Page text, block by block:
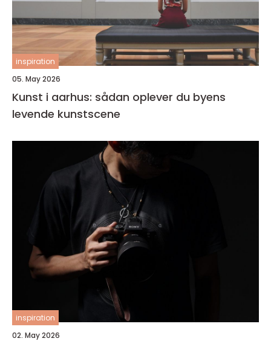
inspiration
05. May 2026
Kunst i aarhus: sådan oplever du byens
levende kunstscene
inspiration
02. May 2026